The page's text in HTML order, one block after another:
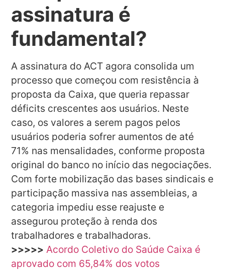
assinatura é
fundamental?
A assinatura do ACT agora consolida um
processo que começou com resistência à
proposta da Caixa, que queria repassar
déficits crescentes aos usuários. Neste
caso, os valores a serem pagos pelos
usuários poderia sofrer aumentos de até
71% nas mensalidades, conforme proposta
original do banco no início das negociações.
Com forte mobilização das bases sindicais e
participação massiva nas assembleias, a
categoria impediu esse reajuste e
assegurou proteção à renda dos
trabalhadores e trabalhadoras.
>>>>> Acordo Coletivo do Saúde Caixa é
aprovado com 65,84% dos votos